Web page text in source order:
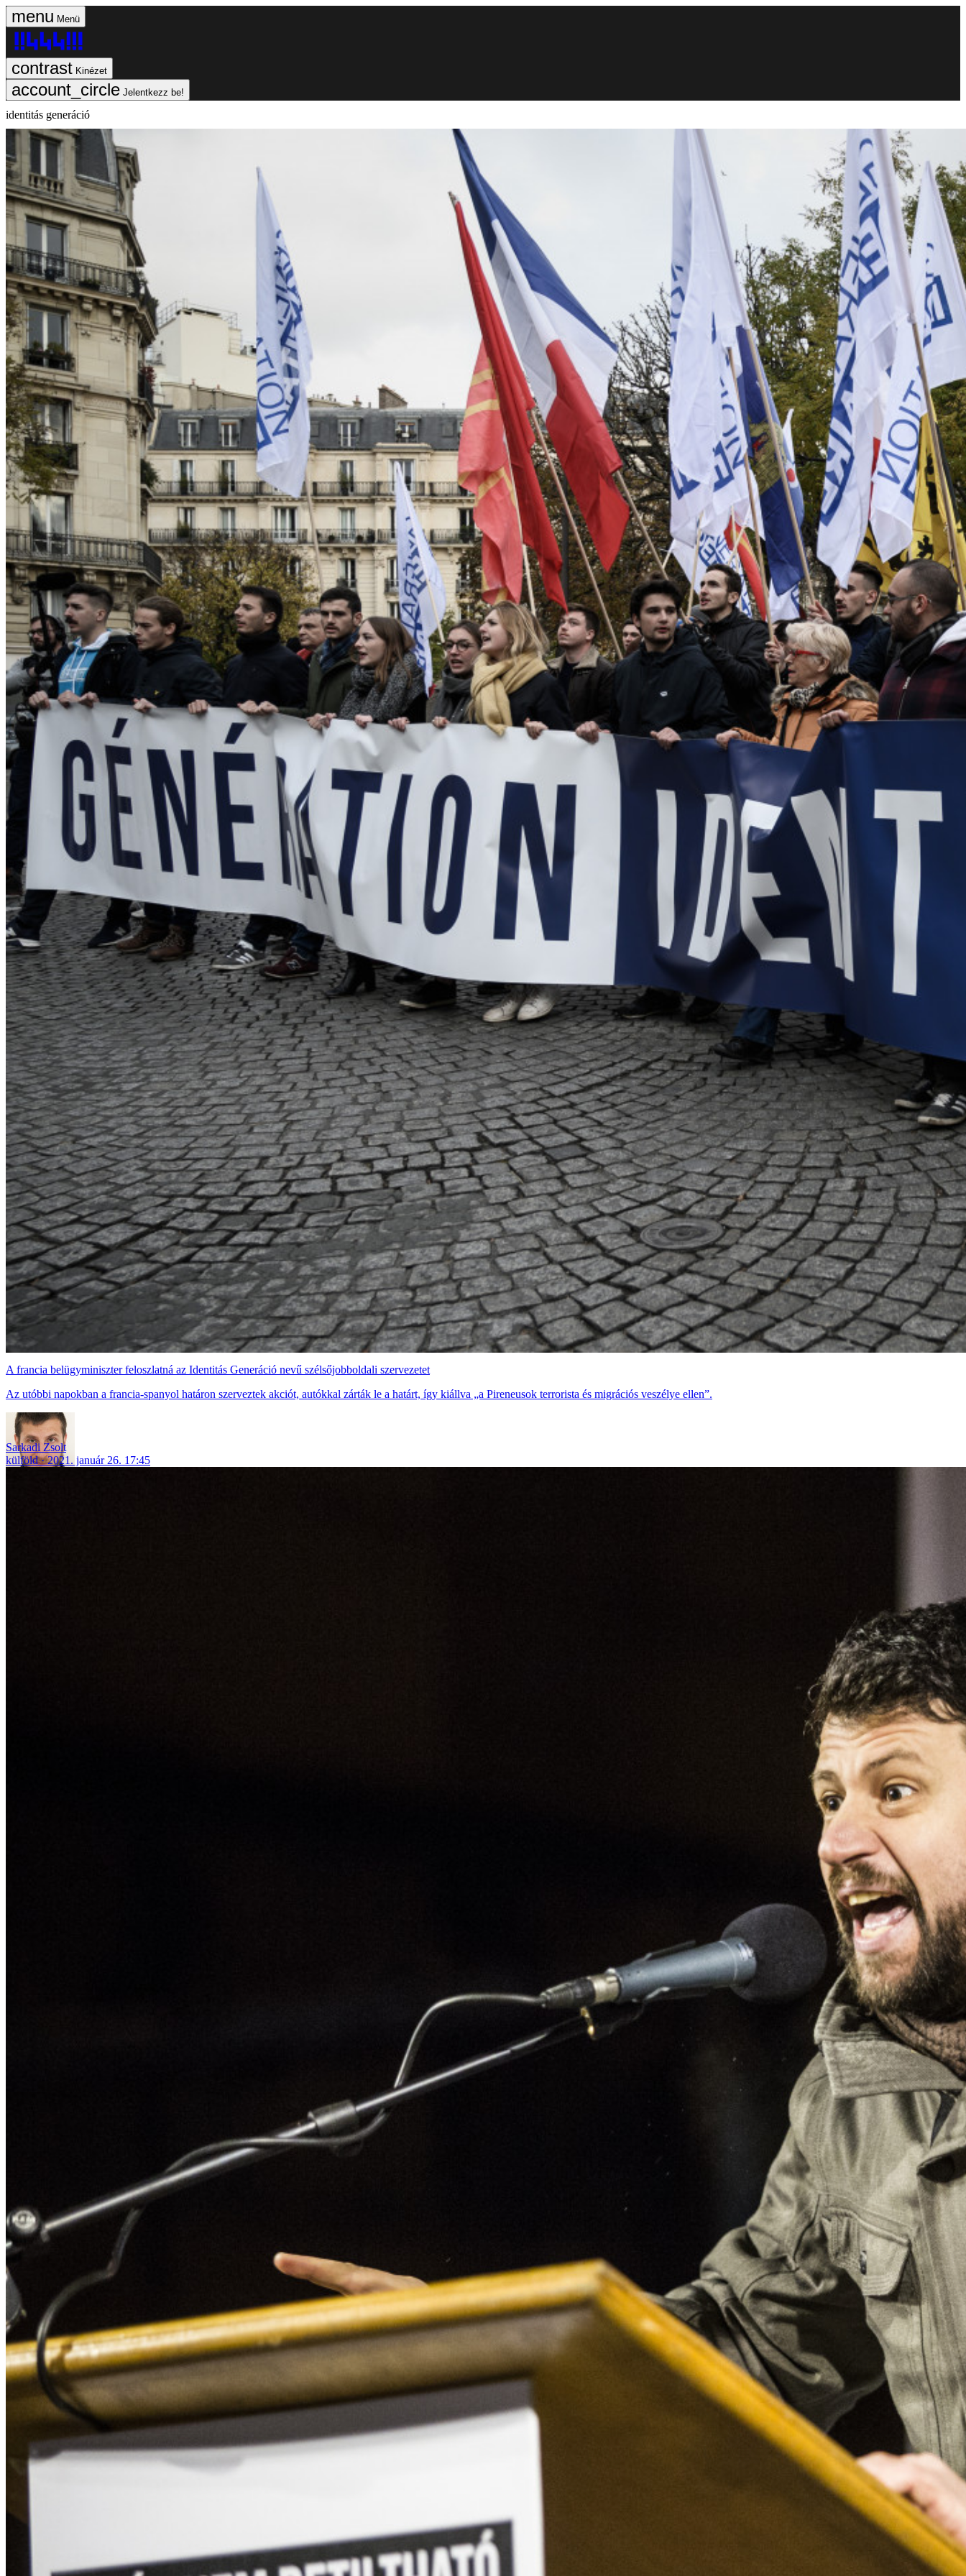
Menü
Kinézet
Jelentkezz be!
identitás generáció
A francia belügyminiszter feloszlatná az Identitás Generáció nevű szélsőjobboldali szervezetet
Az utóbbi napokban a francia-spanyol határon szerveztek akciót, autókkal zárták le a határt, így kiállva „a Pireneusok terrorista és migrációs veszélye ellen”.
Sarkadi Zsolt
külföld
2021. január 26. 17:45